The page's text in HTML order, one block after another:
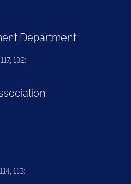
Department
132)
113)